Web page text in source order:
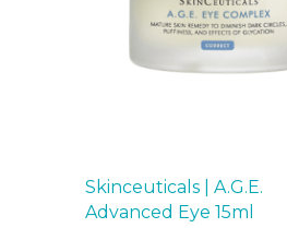
Skinceuticals | A.G.E.
Advanced Eye 15ml